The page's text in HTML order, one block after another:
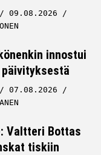
09.08.2026
innostui
07.08.2026
Valtteri Bottas
tiskiin